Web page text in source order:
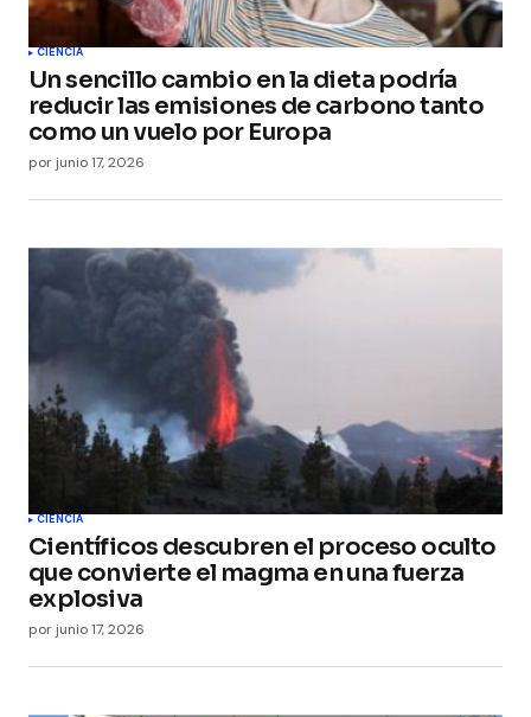
CIENCIA
Un sencillo cambio en la dieta podría
reducir las emisiones de carbono tanto
como un vuelo por Europa
por junio 17, 2026
CIENCIA
Científicos descubren el proceso oculto
que convierte el magma en una fuerza
explosiva
por junio 17, 2026